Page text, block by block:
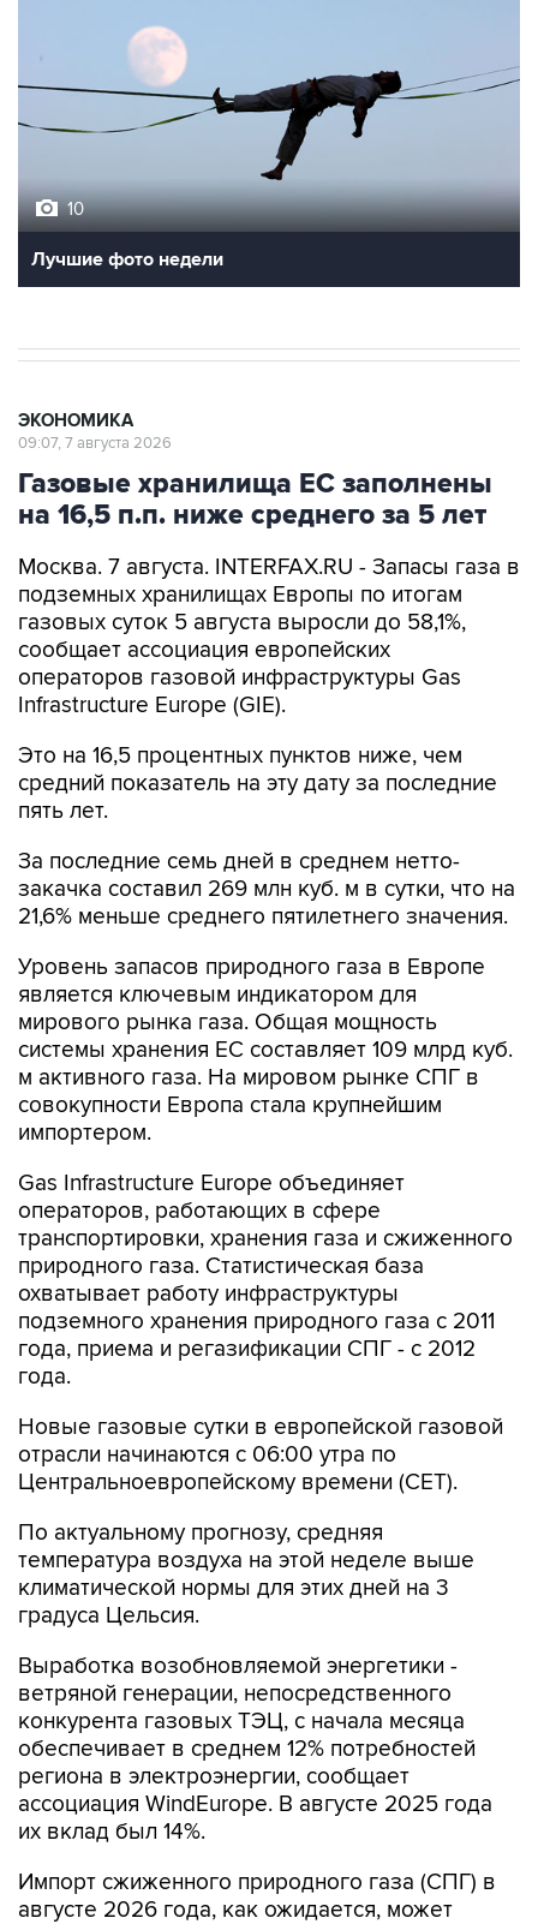
10
Лучшие фото недели
ЭКОНОМИКА
09:07, 7 августа 2026
Газовые хранилища ЕС заполнены
на 16,5 п.п. ниже среднего за 5 лет
Москва. 7 августа. INTERFAX.RU - Запасы газа в
подземных хранилищах Европы по итогам
газовых суток 5 августа выросли до 58,1%,
сообщает ассоциация европейских
операторов газовой инфраструктуры Gas
Infrastructure Europe (GIE).
Это на 16,5 процентных пунктов ниже, чем
средний показатель на эту дату за последние
пять лет.
За последние семь дней в среднем нетто-
закачка составил 269 млн куб. м в сутки, что на
21,6% меньше среднего пятилетнего значения.
Уровень запасов природного газа в Европе
является ключевым индикатором для
мирового рынка газа. Общая мощность
системы хранения ЕС составляет 109 млрд куб.
м активного газа. На мировом рынке СПГ в
совокупности Европа стала крупнейшим
импортером.
Gas Infrastructure Europe объединяет
операторов, работающих в сфере
транспортировки, хранения газа и сжиженного
природного газа. Статистическая база
охватывает работу инфраструктуры
подземного хранения природного газа с 2011
года, приема и регазификации СПГ - с 2012
года.
Новые газовые сутки в европейской газовой
отрасли начинаются c 06:00 утра по
Центральноевропейскому времени (CET).
По актуальному прогнозу, средняя
температура воздуха на этой неделе выше
климатической нормы для этих дней на 3
градуса Цельсия.
Выработка возобновляемой энергетики -
ветряной генерации, непосредственного
конкурента газовых ТЭЦ, с начала месяца
обеспечивает в среднем 12% потребностей
региона в электроэнергии, сообщает
ассоциация WindEurope. В августе 2025 года
их вклад был 14%.
Импорт сжиженного природного газа (СПГ) в
августе 2026 года, как ожидается, может